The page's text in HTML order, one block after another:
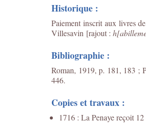
Historique :
Paiement inscrit aux livres
Villesavin [rajout :
Bibliographie :
Roman, 1919, p. 181, 183 ;
446.
Copies et travaux :
1716 : La Penaye reçoit